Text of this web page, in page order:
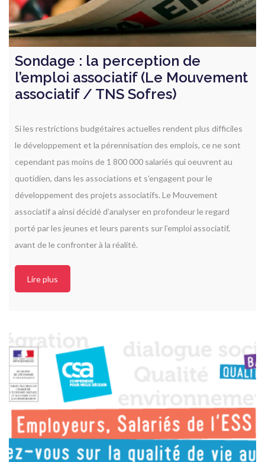
Sondage : la perception de
l’emploi associatif (Le Mouvement
associatif / TNS Sofres)
Si les restrictions budgétaires actuelles rendent plus difficiles
le développement et la pérennisation des emplois, ce ne sont
cependant pas moins de 1 800 000 salariés qui oeuvrent au
quotidien, dans les associations et s’engagent pour le
développement des projets associatifs. Le Mouvement
associatif a ainsi décidé d’analyser en profondeur le regard
porté par les jeunes et leurs parents sur l’emploi associatif,
avant de le confronter à la réalité.
Lire plus